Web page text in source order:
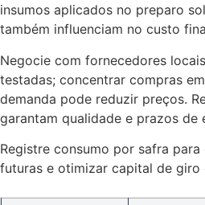
insumos aplicados no preparo
também influenciam no custo
Negocie com fornecedores
testadas; concentrar compras
demanda pode reduzir preços.
garantam qualidade e prazos de
Registre consumo por safra
futuras e otimizar capital de giro